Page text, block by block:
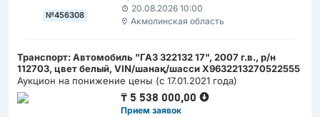
№456308
20.08.2026 10:00
Акмолинская область
Транспорт: Автомобиль "ГАЗ 322132 17", 2007 г.в., р/н
112703, цвет белый, VIN/шанақ/шасси X9632213270522555
Аукцион на понижение цены (с 17.01.2021 года)
₸ 5 538 000,00
Прием заявок